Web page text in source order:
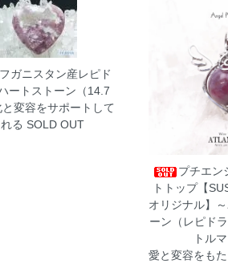
ガニスタン産レピド
ートストーン（14.7
変容をサポートして
れる SOLD OUT
プチエン
トトップ【
オリジナル】
ーン（レピド
トル
愛と変容をも